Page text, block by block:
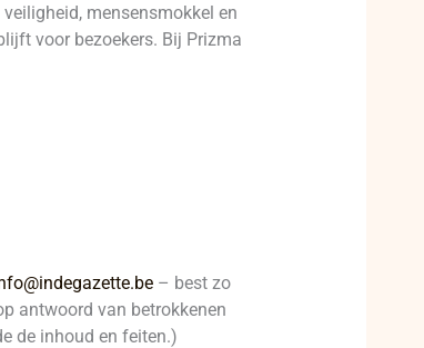
mensensmokkel en
voor bezoekers. Bij Prizma
– best zo
antwoord van betrokkenen
de inhoud en feiten.)